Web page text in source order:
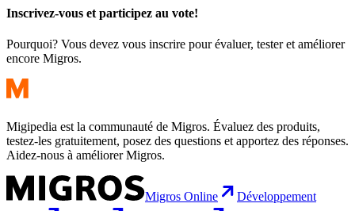
Inscrivez-vous et participez au vote!
Pourquoi? Vous devez vous inscrire pour évaluer, tester et améliorer
encore Migros.
Migipedia est la communauté de Migros. Évaluez des produits,
testez-les gratuitement, posez des questions et apportez des réponses.
Aidez-nous à améliorer Migros.
Migros Online
Développement